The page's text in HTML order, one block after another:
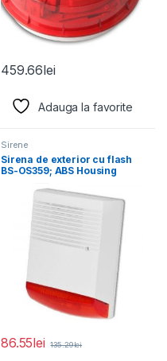
459.66lei
Adauga la favorite
Sirene
Sirena de exterior cu flash
BS-OS359; ABS Housing
86.55lei 135.29lei